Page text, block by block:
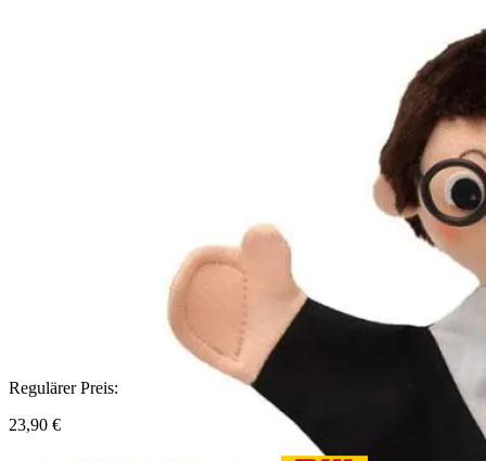
Regulärer Preis:
23,90 €